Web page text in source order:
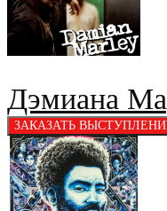
Дэмиана